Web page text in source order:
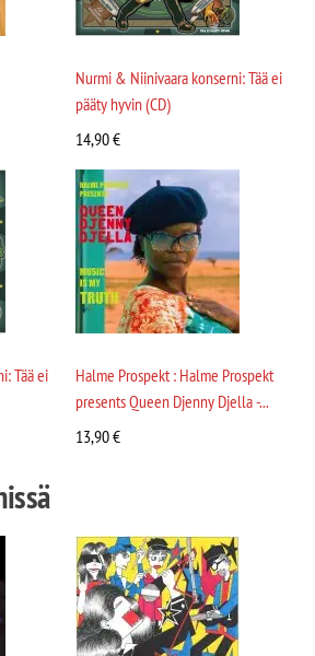
Nurmi & Niinivaara konserni: Tää ei
pääty hyvin (CD)
14,90€
Tää ei
Halme Prospekt : Halme Prospekt
presents Queen Djenny Djella -...
13,90€